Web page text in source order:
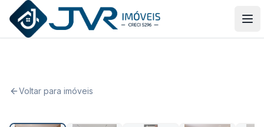
JVR Imóveis
Voltar para imóveis